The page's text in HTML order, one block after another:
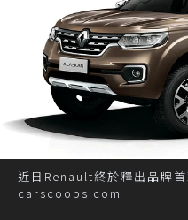
近日Renault終於釋出品牌
carscoops.com